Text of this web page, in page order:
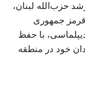
حزب‌الله لبنان،
قرمز جمهوری
با حفظ
خود در منطقه